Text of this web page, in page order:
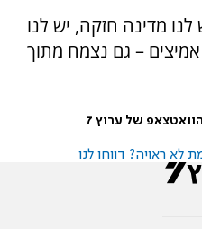
מדינה חזקה, יש לנו
– גם נצמח מתוך
של ערוץ 7
לא ראויה? דווחו לנו